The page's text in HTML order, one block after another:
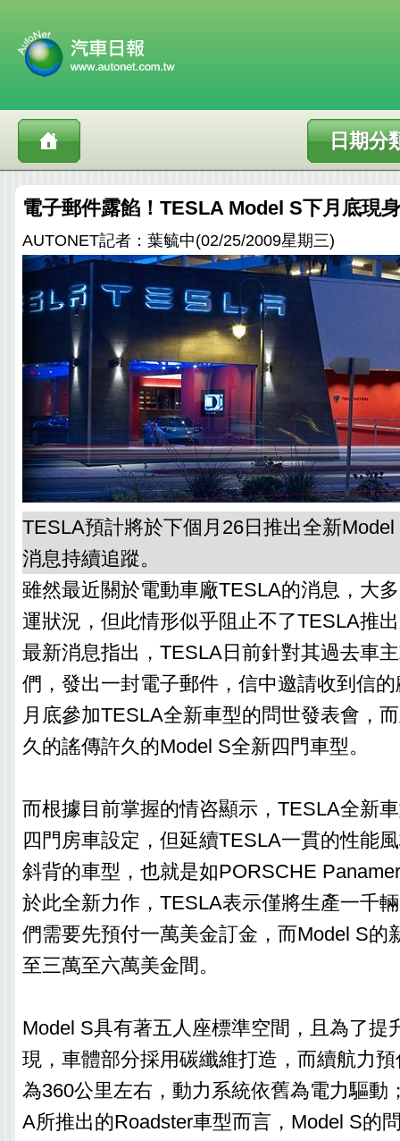
日期分
電子郵件露餡！TESLA Model S下月底現身
AUTONET記者：葉毓中(02/25/2009星期三)
TESLA預計將於下個月26日推出全新
消息持續追蹤。
雖然最近關於電動車廠TESLA的消息，大
運狀況，但此情形似乎阻止不了TESLA推
最新消息指出，TESLA日前針對其過去車
們，發出一封電子郵件，信中邀請收到信
月底參加TESLA全新車型的問世發表會，
久的謠傳許久的Model S全新四門車型。
而根據目前掌握的情咨顯示，TESLA全新
四門房車設定，但延續TESLA一貫的性能
斜背的車型，也就是如PORSCHE
於此全新力作，TESLA表示僅將生產一千
們需要先預付一萬美金訂金，而Model S的
至三萬至六萬美金間。
Model S具有著五人座標準空間，且為了提
現，車體部分採用碳纖維打造，而續航力
為360公里左右，動力系統依舊為電力驅動
A所推出的Roadster車型而言，Model S的